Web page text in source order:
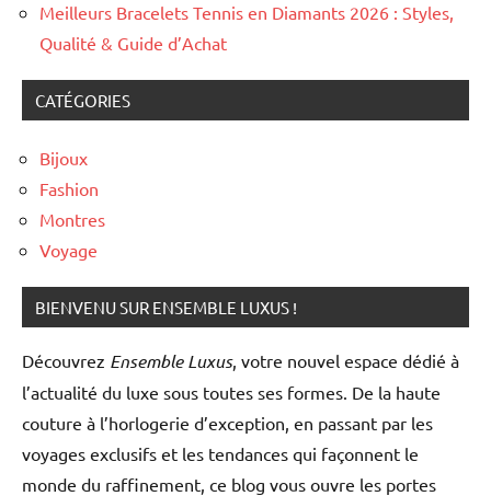
Meilleurs Bracelets Tennis en Diamants 2026 : Styles,
Qualité & Guide d’Achat
CATÉGORIES
Bijoux
Fashion
Montres
Voyage
BIENVENU SUR ENSEMBLE LUXUS !
Découvrez Ensemble Luxus, votre nouvel espace dédié à
l’actualité du luxe sous toutes ses formes. De la haute
couture à l’horlogerie d’exception, en passant par les
voyages exclusifs et les tendances qui façonnent le
monde du raffinement, ce blog vous ouvre les portes